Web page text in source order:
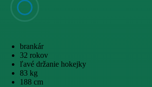
brankár
32 rokov
ľavé držanie hokejky
83 kg
188 cm